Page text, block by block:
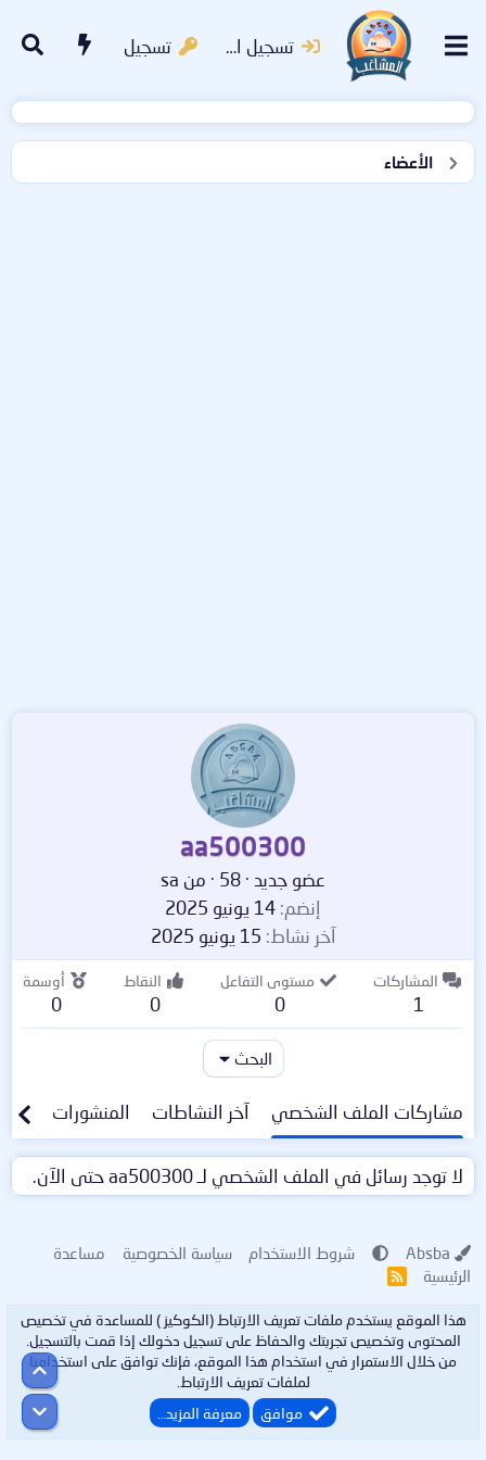
تسجيل الدخول تسجيل
الأعضاء
aa500300
عضو جديد ·
· من sa
إنضم 14 يونيو 2025
آخر نشاط 15 يونيو 2025
المشاركات
1
مستوى التفاعل
0
النقاط
0
أوسمة
0
البحث
مشاركات الملف الشخصي آخر النشاطات المنشورات
لا توجد رسائل في الملف الشخصي لـ aa500300 حتى الآن.
شروط الاستخدام سياسة الخصوصية
مساعدة
الرئيسية
R
هذا الموقع يستخدم ملفات تعريف الارتباط (الكوكيز ) للمساعدة في تخصيص
المحتوى وتخصيص تجربتك والحفاظ على تسجيل دخولك إذا قمت بالتسجيل.
من خلال الاستمرار في استخدام هذا الموقع، فإنك توافق على استخدامنا
لملفات تعريف الارتباط.
موافق
معرفة المزيد…
أعلى